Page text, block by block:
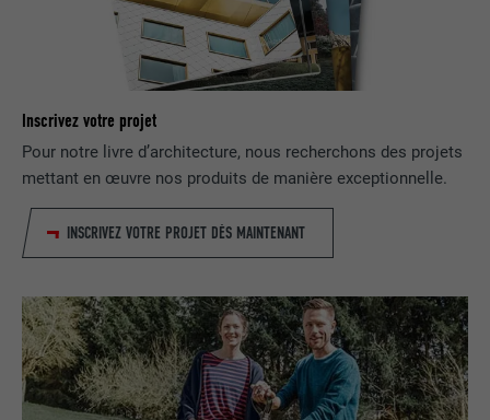
Inscrivez votre projet
Pour notre livre d’architecture, nous recherchons des projets
mettant en œuvre nos produits de manière exceptionnelle.
INSCRIVEZ VOTRE PROJET DÈS MAINTENANT
Est utilisé pour suivre l'utilisateur sur
plusieurs sites Internet afin d'afficher de
la publicité adaptée aux préférences de
l'utilisateur.
NOM lidc
FOURNISSEUR LinkedIn
EXPIRATION 1 jour
UTILITÉ
Utilisé par le service de réseau social
LinkedIn pour suivre l'utilisation de
services intégrés